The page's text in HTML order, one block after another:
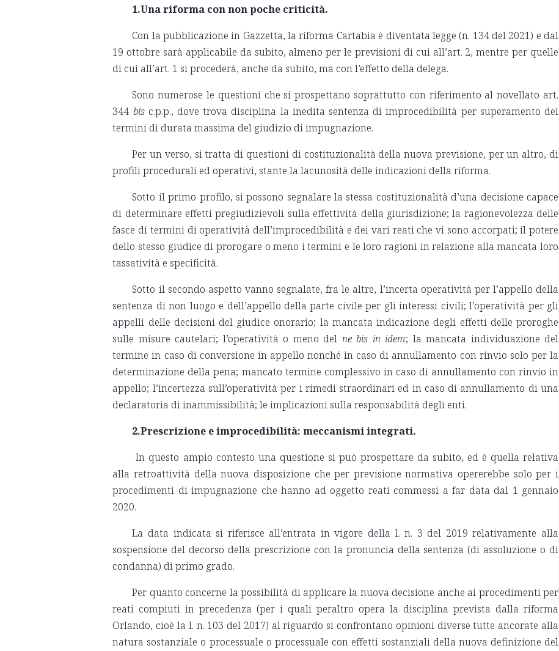
1.Una riforma con non poche criticità.
Con la pubblicazione in Gazzetta, la riforma Cartabia è diventata legge (n. 134 del 2021) e dal
19 ottobre sarà applicabile da subito, almeno per le previsioni di cui all’art. 2, mentre per quelle
di cui all’art. 1 si procederà, anche da subito, ma con l’effetto della delega.
Sono numerose le questioni che si prospettano soprattutto con riferimento al novellato art.
344 bisc.p.p., dove trova disciplina la inedita sentenza di improcedibilità per superamento dei
termini di durata massima del giudizio di impugnazione.
Per un verso, si tratta di questioni di costituzionalità della nuova previsione, per un altro, di
profili procedurali ed operativi, stante la lacunosità delle indicazioni della riforma.
Sotto il primo profilo, si possono segnalare la stessa costituzionalità d’una decisione capace
di determinare effetti pregiudizievoli sulla effettività della giurisdizione; la ragionevolezza delle
fasce di termini di operatività dell’improcedibilità e dei vari reati che vi sono accorpati; il potere
dello stesso giudice di prorogare o meno i termini e le loro ragioni in relazione alla mancata loro
tassatività e specificità.
Sotto il secondo aspetto vanno segnalate, fra le altre, l’incerta operatività per l’appello della
sentenza di non luogo e dell’appello della parte civile per gli interessi civili; l’operatività per gli
appelli delle decisioni del giudice onorario; la mancata indicazione degli effetti delle proroghe
sulle misure cautelari; l’operatività o meno del ne bis in idem; la mancata individuazione del
termine in caso di conversione in appello nonché in caso di annullamento con rinvio solo per la
determinazione della pena; mancato termine complessivo in caso di annullamento con rinvio in
appello; l’incertezza sull’operatività per i rimedi straordinari ed in caso di annullamento di una
declaratoria di inammissibilità; le implicazioni sulla responsabilità degli enti.
2.Prescrizione e improcedibilità: meccanismi integrati.
In questo ampio contesto una questione si può prospettare da subito, ed è quella relativa
alla retroattività della nuova disposizione che per previsione normativa opererebbe solo per i
procedimenti di impugnazione che hanno ad oggetto reati commessi a far data dal 1 gennaio
2020.
La data indicata si riferisce all’entrata in vigore della l. n. 3 del 2019 relativamente alla
sospensione del decorso della prescrizione con la pronuncia della sentenza (di assoluzione o di
condanna) di primo grado.
Per quanto concerne la possibilità di applicare la nuova decisione anche ai procedimenti per
reati compiuti in precedenza (per i quali peraltro opera la disciplina prevista dalla riforma
Orlando, cioè la l. n. 103 del 2017) al riguardo si confrontano opinioni diverse tutte ancorate alla
natura sostanziale o processuale o processuale con effetti sostanziali della nuova definizione del